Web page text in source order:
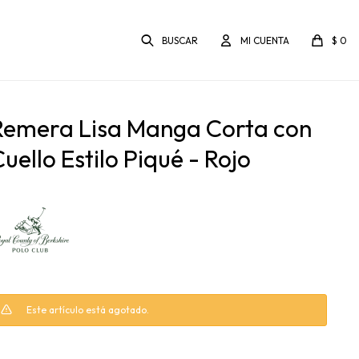
$ 0
Lisa Manga Corta con
Estilo Piqué - Rojo
Este artículo está agotado.